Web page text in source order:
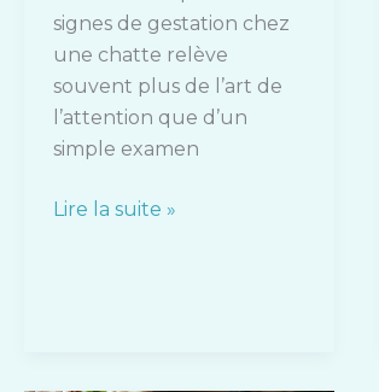
signes de gestation chez
une chatte relève
souvent plus de l’art de
l’attention que d’un
simple examen
Lire la suite »